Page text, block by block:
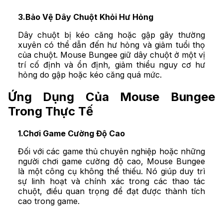
3.Bảo Vệ Dây Chuột Khỏi Hư Hỏng
Dây chuột bị kéo căng hoặc gập gãy thường
xuyên có thể dẫn đến hư hỏng và giảm tuổi thọ
của chuột. Mouse Bungee giữ dây chuột ở một vị
trí cố định và ổn định, giảm thiểu nguy cơ hư
hỏng do gập hoặc kéo căng quá mức.
Ứng Dụng Của Mouse Bungee
Trong Thực Tế
1.Chơi Game Cường Độ Cao
Đối với các game thủ chuyên nghiệp hoặc những
người chơi game cường độ cao, Mouse Bungee
là một công cụ không thể thiếu. Nó giúp duy trì
sự linh hoạt và chính xác trong các thao tác
chuột, điều quan trọng để đạt được thành tích
cao trong game.